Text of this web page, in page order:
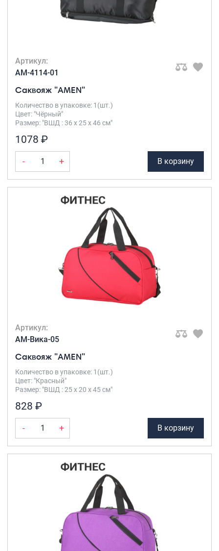
Артикул:
AM-4114-01
Саквояж "AMEN"
Количество в упаковке: 1(шт.)
Цвет: "Чёрный"
Размер: "ВШД : 36 х 25 х 46 см"
1078 ₽
- + В корзину
Артикул:
AM-Вика-05
Саквояж "AMEN"
Количество в упаковке: 1(шт.)
Цвет: "Красный"
Размер: "ВШД : 25 х 20 х 45 см"
828 ₽
- + В корзину